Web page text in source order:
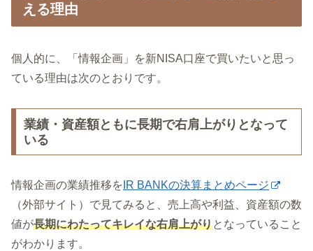
える理由
個人的に、「情報企画」を新NISA口座で買いたいと思っ
ている理由は次のとおりです。
業績・資産額ともに長期で右肩上がりとなって
いる
情報企画の業績推移を IR BANKの決算まとめページ
（外部サイト）で見てみると、売上高や利益、資産額の数
値が長期にわたってキレイな右肩上がりとなっていること
がわかります。